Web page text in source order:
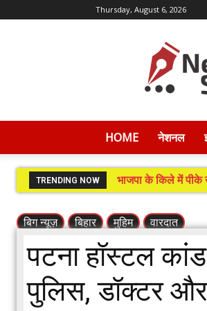
Thursday, August 6, 2026
HOME नेशनल
TRENDING NOW भाजपा के किले में पीके
बिग न्यूज़ बिहार मुहिम वारदात
पटना हॉस्टल
पुलिस, डॉक्टर